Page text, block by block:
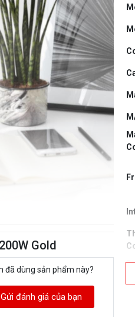
Gold
đã dùng sản phẩm này?
Gửi đánh giá của bạn